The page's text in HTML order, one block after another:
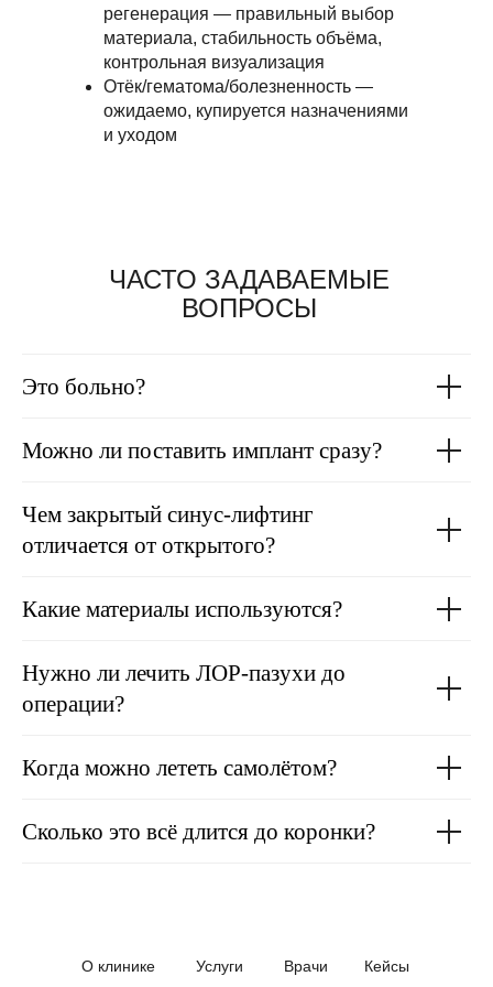
регенерация — правильный выбор
материала, стабильность объёма,
контрольная визуализация
Отёк/гематома/болезненность —
ожидаемо, купируется назначениями
и уходом
ЧАСТО ЗАДАВАЕМЫЕ
ВОПРОСЫ
Это больно?
Можно ли поставить имплант сразу?
Чем закрытый синус-лифтинг
отличается от открытого?
Какие материалы используются?
Нужно ли лечить ЛОР-пазухи до
операции?
Когда можно лететь самолётом?
Сколько это всё длится до коронки?
О клинике Услуги Врачи Кейсы
регистрации на Сайте свои персональные данные.
Пользователь проинформирован, что ответственность
перед ним за действия лица, обрабатывающего его
персональные данные по поручению Оператора, несет
Оператор, выдавший соответствующее поручение
(согласие).